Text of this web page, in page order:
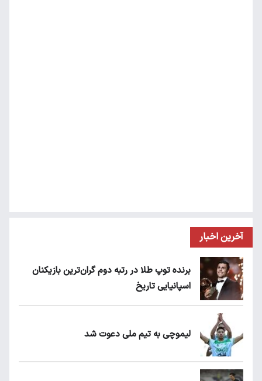
آخرین اخبار
برنده توپ طلا در رتبه دوم گران‌ترین بازیکنان
اسپانیایی تاریخ
لیموچی به تیم ملی دعوت شد